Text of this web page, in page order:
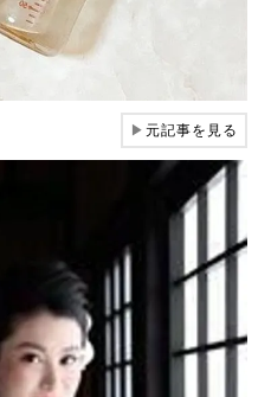
▶元記事を見る